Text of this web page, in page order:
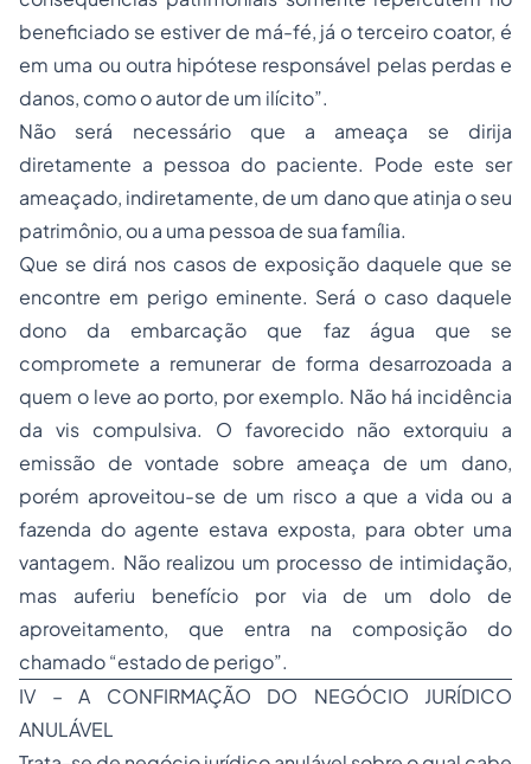
beneficiado se estiver de má-fé, já o terceiro coator, é
em uma ou outra hipótese responsável pelas perdas e
danos, como o autor de um ilícito”.
Não será necessário que a ameaça se dirija
diretamente a pessoa do paciente. Pode este ser
ameaçado, indiretamente, de um dano que atinja o seu
patrimônio, ou a uma pessoa de sua família.
Que se dirá nos casos de exposição daquele que se
encontre em perigo eminente. Será o caso daquele
dono da embarcação que faz água que se
compromete a remunerar de forma desarrozoada a
quem o leve ao porto, por exemplo. Não há incidência
da vis compulsiva. O favorecido não extorquiu a
emissão de vontade sobre ameaça de um dano,
porém aproveitou-se de um risco a que a vida ou a
fazenda do agente estava exposta, para obter uma
vantagem. Não realizou um processo de intimidação,
mas auferiu benefício por via de um dolo de
aproveitamento, que entra na composição do
chamado “estado de perigo”.
IV – A CONFIRMAÇÃO DO NEGÓCIO JURÍDICO
ANULÁVEL
Trata-se de negócio jurídico anulável sobre o qual cabe